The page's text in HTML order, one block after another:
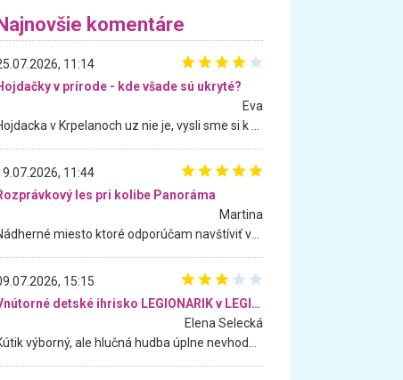
komentáre
11:14
v prírode - kde všade sú ukryté?
Eva
11:44
les pri kolibe Panoráma
Martina
15:15
Vnútorné detské ihrisko LEGIONARIK v LEGIA Fitness
Elena Selecká